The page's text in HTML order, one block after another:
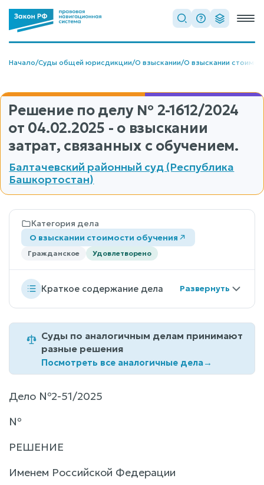
Начало/Суды общей юрисдикции/О взыскании/О взыскании
Решение по делу № 2-1612/2024
от 04.02.2025 - о взыскании
затрат, связанных с обучением.
Балтачевский районный суд (Республика
Башкортостан)
Категория дела
О взыскании стоимости обучения
Гражданское Удовлетворено
Краткое содержание дела
Суды по аналогичным делам принимают
разные решения
Посмотреть все аналогичные дела→
Дело №2-51/2025
№
РЕШЕНИЕ
Именем Российской Федерации